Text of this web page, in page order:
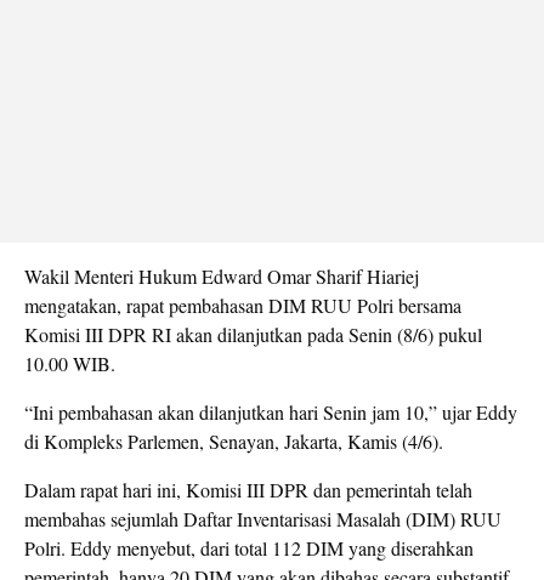
Wakil Menteri Hukum Edward Omar Sharif Hiariej
mengatakan, rapat pembahasan DIM RUU Polri bersama
Komisi III DPR RI akan dilanjutkan pada Senin (8/6) pukul
10.00 WIB.
“Ini pembahasan akan dilanjutkan hari Senin jam 10,” ujar Eddy
di Kompleks Parlemen, Senayan, Jakarta, Kamis (4/6).
Dalam rapat hari ini, Komisi III DPR dan pemerintah telah
membahas sejumlah Daftar Inventarisasi Masalah (DIM) RUU
Polri. Eddy menyebut, dari total 112 DIM yang diserahkan